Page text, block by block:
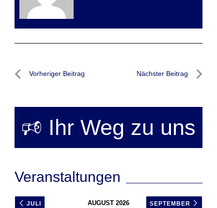
Beitragsnavigation
Vorheriger Beitrag Nächster Beitrag
🕫 Ihr Weg zu uns
Veranstaltungen
JULI AUGUST 2026 SEPTEMBER